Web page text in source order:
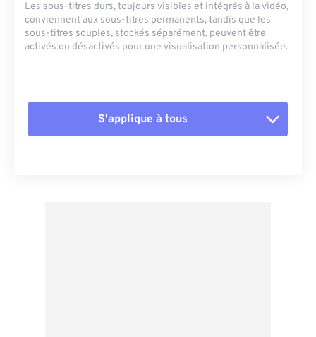
Les sous-titres durs, toujours visibles et intégrés à la vidéo,
conviennent aux sous-titres permanents, tandis que les
sous-titres souples, stockés séparément, peuvent être
activés ou désactivés pour une visualisation personnalisée.
S'applique à tous